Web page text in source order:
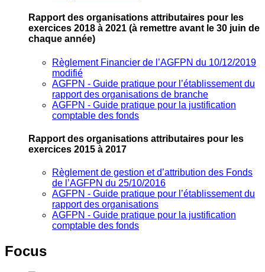
Rapport des organisations attributaires pour les
exercices 2018 à 2021 (à remettre avant le 30 juin de
chaque année)
Règlement Financier de l’AGFPN du 10/12/2019
modifié
AGFPN ‐ Guide pratique pour l’établissement du
rapport des organisations de branche
AGFPN ‐ Guide pratique pour la justification
comptable des fonds
Rapport des organisations attributaires pour les
exercices 2015 à 2017
Règlement de gestion et d’attribution des Fonds
de l’AGFPN du 25/10/2016
AGFPN ‐ Guide pratique pour l’établissement du
rapport des organisations
AGFPN ‐ Guide pratique pour la justification
comptable des fonds
Focus